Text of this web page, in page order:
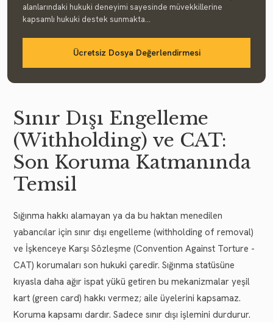
alanlarındaki hukuki deneyimi sayesinde müvekkillerine
kapsamlı hukuki destek sunmakta...
Ücretsiz Dosya Değerlendirmesi
Sınır Dışı Engelleme
(Withholding) ve CAT:
Son Koruma Katmanında
Temsil
Sığınma hakkı alamayan ya da bu haktan menedilen
yabancılar için sınır dışı engelleme (withholding of removal)
ve İşkenceye Karşı Sözleşme (Convention Against Torture -
CAT) korumaları son hukuki çaredir. Sığınma statüsüne
kıyasla daha ağır ispat yükü getiren bu mekanizmalar yeşil
kart (green card) hakkı vermez; aile üyelerini kapsamaz.
Koruma kapsamı dardır. Sadece sınır dışı işlemini durdurur.